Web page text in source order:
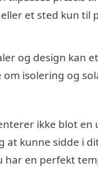
et sted kun til
og design kan
isolering og
ikke blot en
at kunne sidde i
har en perfekt